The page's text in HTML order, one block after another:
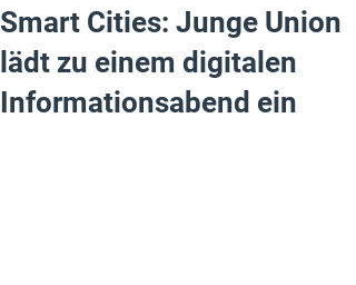
Smart Cities: Junge Union
lädt zu einem digitalen
Informationsabend ein